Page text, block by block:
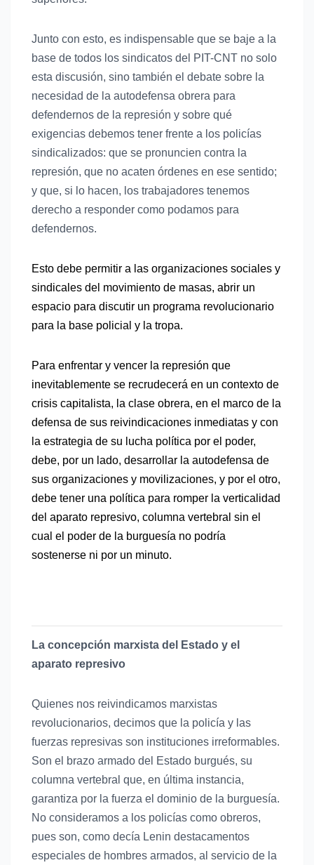
Junto con esto, es indispensable que se baje a la
base de todos los sindicatos del PIT-CNT no solo
esta discusión, sino también el debate sobre la
necesidad de la autodefensa obrera para
defendernos de la represión y sobre qué
exigencias debemos tener frente a los policías
sindicalizados: que se pronuncien contra la
represión, que no acaten órdenes en ese sentido;
y que, si lo hacen, los trabajadores tenemos
derecho a responder como podamos para
defendernos.
Esto debe permitir a las organizaciones sociales y
sindicales del movimiento de masas, abrir un
espacio para discutir un programa revolucionario
para la base policial y la tropa.
Para enfrentar y vencer la represión que
inevitablemente se recrudecerá en un contexto de
crisis capitalista, la clase obrera, en el marco de la
defensa de sus reivindicaciones inmediatas y con
la estrategia de su lucha política por el poder,
debe, por un lado, desarrollar la autodefensa de
sus organizaciones y movilizaciones, y por el otro,
debe tener una política para romper la verticalidad
del aparato represivo, columna vertebral sin el
cual el poder de la burguesía no podría
sostenerse ni por un minuto.
La concepción marxista del Estado y el
aparato represivo
Quienes nos reivindicamos marxistas
revolucionarios, decimos que la policía y las
fuerzas represivas son instituciones irreformables.
Son el brazo armado del Estado burgués, su
columna vertebral que, en última instancia,
garantiza por la fuerza el dominio de la burguesía.
No consideramos a los policías como obreros,
pues son, como decía Lenin destacamentos
especiales de hombres armados, al servicio de la